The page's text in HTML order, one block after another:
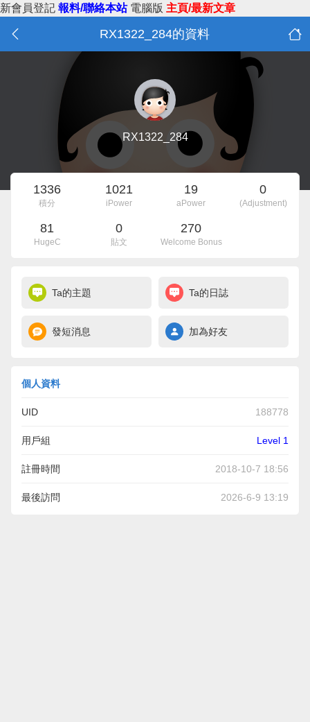
新會員登記 報料/聯絡本站 電腦版 主頁/最新文章
RX1322_284的資料
RX1322_284
1336
積分
1021
iPower
19
aPower
0
(Adjustment)
81
HugeC
0
貼文
270
Welcome Bonus
Ta的主題 Ta的日誌
發短消息 加為好友
個人資料
UID 188778
用戶組 Level 1
註冊時間 2018-10-7 18:56
最後訪問 2026-6-9 13:19